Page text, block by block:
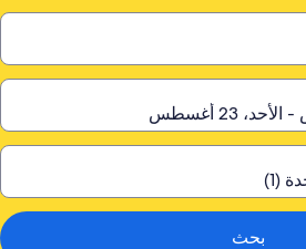
بحث